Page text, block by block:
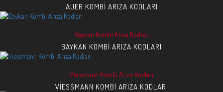
AUER KOMBI ARIZA KODLARI
Baykan Kombi Arıza Kodları
BAYKAN KOMBI ARIZA KODLARI
Viessmann Kombi Arıza Kodları
VIESSMANN KOMBI ARIZA KODLARI